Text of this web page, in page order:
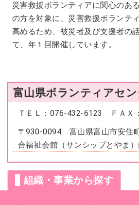
災害救援ボランティアに関心のあ
の方を対象に、災害救援ボランテ
高めるため、被災者及び支援者の
て、年１回開催しています。
富山県ボランティアセ
ＴＥＬ：076-432-6123 ＦＡＸ
〒930-0094 富山県富山市安住
合福祉会館（サンシップとやま）
組織・事業から探す